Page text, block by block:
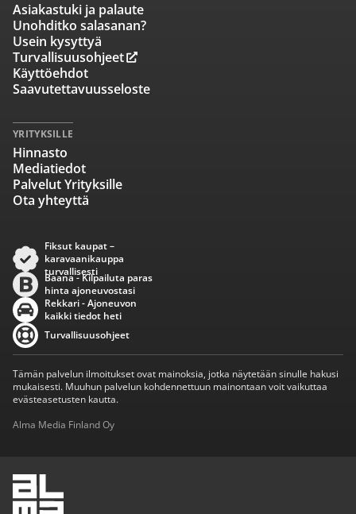
Asiakastuki ja palaute
Unohditko salasanan?
Usein kysyttyä
Turvallisuusohjeet
Käyttöehdot
Saavutettavuusseloste
YRITYKSILLE
Hinnasto
Mediatiedot
Palvelut Yrityksille
Ota yhteyttä
Fiksut kaupat –
karavaanikauppa
turvallisesti
Baana - Kilpailuta paras
hinta ajoneuvostasi
Rekkari - Ajoneuvon
kaikki tiedot heti
Turvallisuusohjeet
Tämän palvelun ilmoitukset ovat mainoksia, jotka näytetään sinulle hakusi
mukaisesti. Muuhun palvelun kohdennettuun mainontaan voit vaikuttaa
evästeasetusten kautta.
Alma Media Finland Oy